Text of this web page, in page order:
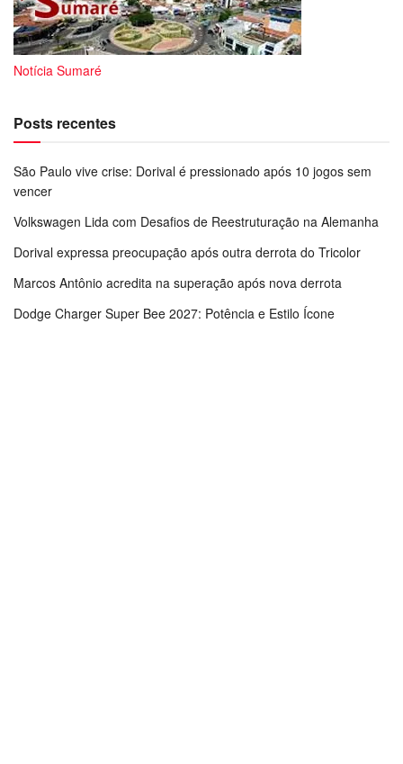
Notícia Sumaré
Posts recentes
São Paulo vive crise: Dorival é pressionado após 10 jogos sem
vencer
Volkswagen Lida com Desafios de Reestruturação na Alemanha
Dorival expressa preocupação após outra derrota do Tricolor
Marcos Antônio acredita na superação após nova derrota
Dodge Charger Super Bee 2027: Potência e Estilo Ícone